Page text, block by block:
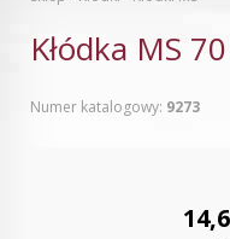
Kłódka MS
Numer katalogowy: 9273